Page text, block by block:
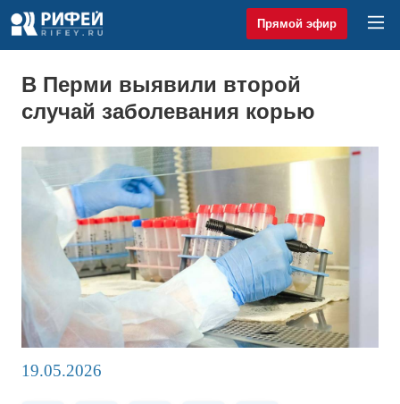
Прямой эфир
В Перми выявили второй
случай заболевания корью
19.05.2026